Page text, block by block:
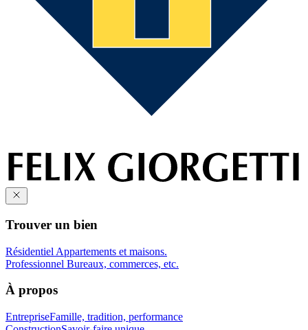
Trouver un bien
Résidentiel Appartements et maisons.
Professionnel Bureaux, commerces, etc.
À propos
EntrepriseFamille, tradition, performance